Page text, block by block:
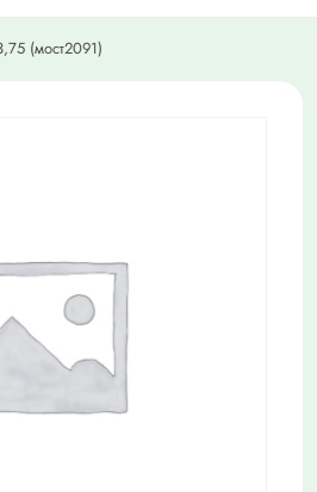
(мост2091)